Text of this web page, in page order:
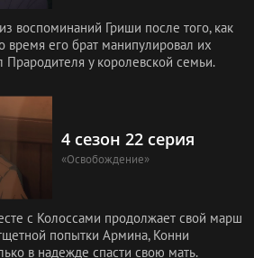
воспоминаний Гриши после того, как
время его брат манипулировал их
Прародителя у королевской семьи.
4 сезон 22 серия
«Освобождение»
с Колоссами продолжает свой марш
попытки Армина, Конни
в надежде спасти свою мать.